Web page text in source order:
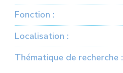
Fonction :
Localisation :
Thématique de recherche :